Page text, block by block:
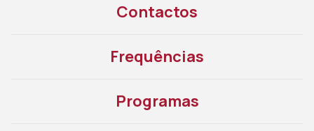
Contactos
Frequências
Programas